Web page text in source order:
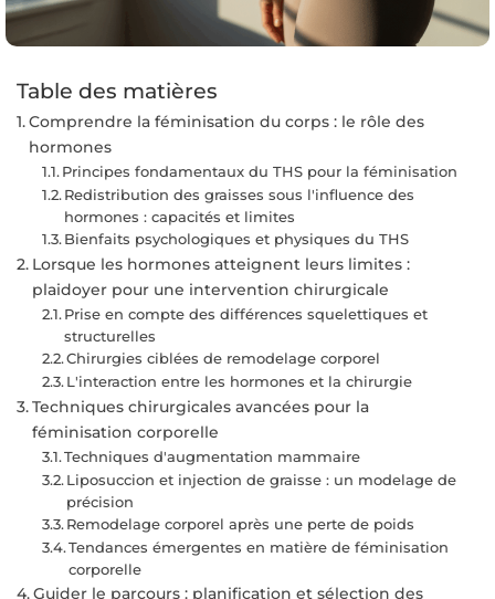
Table des matières
Comprendre la féminisation du corps : le rôle des
hormones
Principes fondamentaux du THS pour la féminisation
Redistribution des graisses sous l'influence des
hormones : capacités et limites
Bienfaits psychologiques et physiques du THS
Lorsque les hormones atteignent leurs limites :
plaidoyer pour une intervention chirurgicale
Prise en compte des différences squelettiques et
structurelles
Chirurgies ciblées de remodelage corporel
L'interaction entre les hormones et la chirurgie
Techniques chirurgicales avancées pour la
féminisation corporelle
Techniques d'augmentation mammaire
Liposuccion et injection de graisse : un modelage de
précision
Remodelage corporel après une perte de poids
Tendances émergentes en matière de féminisation
corporelle
Guider le parcours : planification et sélection des